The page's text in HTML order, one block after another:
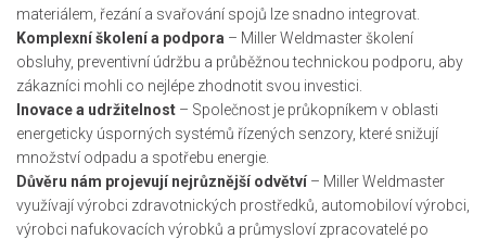
materiálem, řezání a svařování spojů lze snadno integrovat.
Komplexní školení a podpora – Miller Weldmaster školení
obsluhy, preventivní údržbu a průběžnou technickou podporu, aby
zákazníci mohli co nejlépe zhodnotit svou investici.
Inovace a udržitelnost – Společnost je průkopníkem v oblasti
energeticky úsporných systémů řízených senzory, které snižují
množství odpadu a spotřebu energie.
Důvěru nám projevují nejrůznější odvětví – Miller Weldmaster
využívají výrobci zdravotnických prostředků, automobiloví výrobci,
výrobci nafukovacích výrobků a průmysloví zpracovatelé po